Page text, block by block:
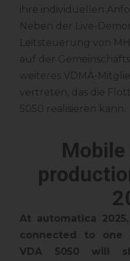
ihre individuellen
Neben der Live-
Leitsteuerung von
auf der
weiteres VDMA-
vertreten, das die
5050 realisieren kann.
At automatica
connected to one
VDA 5050 will